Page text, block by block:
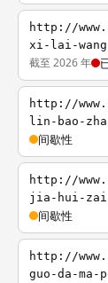
http://
xi-lai-
截至 2026 年
http://
lin-bao-
间歇性
http://
jia-hui-zai-
间歇性
http://
guo-da-